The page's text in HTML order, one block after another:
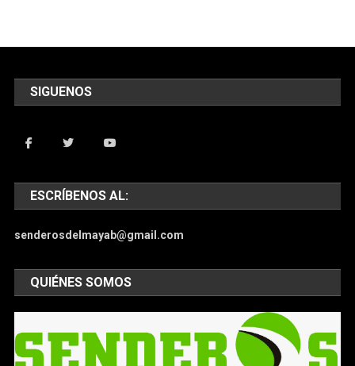
SIGUENOS
ESCRÍBENOS AL:
senderosdelmayab@gmail.com
QUIÉNES SOMOS